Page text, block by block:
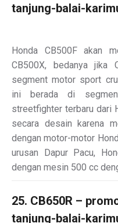
tanjung-balai-
Honda CB500F akan
CB500X, bedanya jika
segment motor sport
ini berada di
streetfighter terbaru dari
secara desain karena
dengan motor-motor
urusan Dapur Pacu,
dengan mesin 500 cc
25. CB650R –
tanjung-balai-